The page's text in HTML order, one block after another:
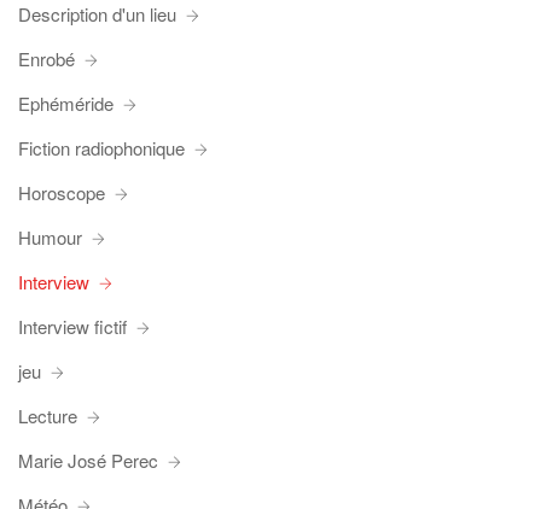
Description d'un lieu
Enrobé
Ephéméride
Fiction radiophonique
Horoscope
Humour
Interview
Interview fictif
jeu
Lecture
Marie José Perec